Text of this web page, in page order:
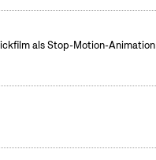
als Stop-Motion-Animation